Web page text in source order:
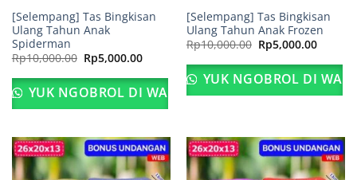
[Selempang] Tas Bingkisan
Ulang Tahun Anak
Spiderman
Rp10,000.00 Harga
aslinya
adalah:
Rp10,000.00.
Rp5,000.00Harga
ini
adalah:
Rp5,000.00.
YUK NGOBROL DI WA
[Selempang] Tas Bingkisan
Ulang Tahun Anak Frozen
Rp10,000.00 Harga
aslinya
adalah:
Rp10,000.00.
Rp5,000.00Harga
ini
adalah:
YUK NGOBROL DI WA